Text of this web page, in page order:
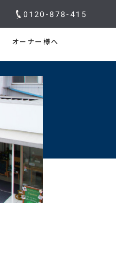
オーナー様へ
0120-878-415